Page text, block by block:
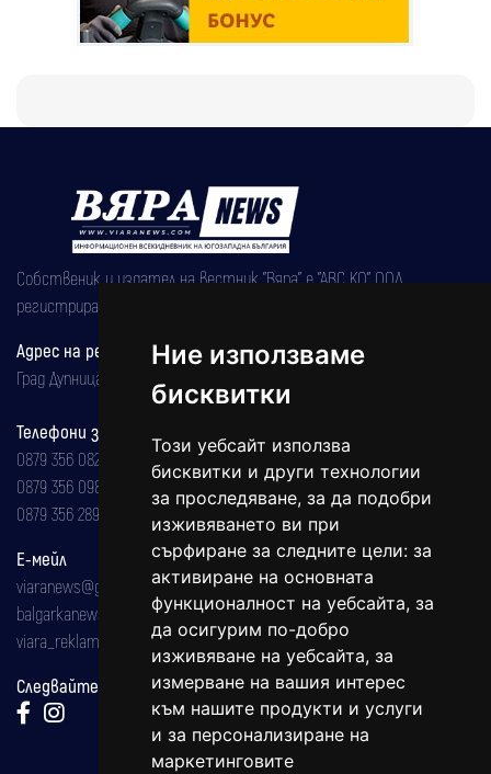
Ние използваме
бисквитки
Този уебсайт използва
бисквитки и други технологии
за проследяване, за да подобри
изживяването ви при
сърфиране за следните цели: за
активиране на основната
функционалност на уебсайта, за
да осигурим по-добро
изживяване на уебсайта, за
измерване на вашия интерес
към нашите продукти и услуги
и за персонализиране на
маркетинговите
Собственик и издател на вестник "Вяра" е "АВС КО" ООД,
регистрирана на 08.05.2002 година.
Адрес на редакцията
Град Дупница, ул.''Христо Ботев" 43
Телефони за реклама и абонаменти
0879 356 082
0879 356 098
0879 356 289
Е-мейл
viaranews@gmail.com
balgarkanews@gmail.com
viara_reklama@mail.bg
Следвайте ни: